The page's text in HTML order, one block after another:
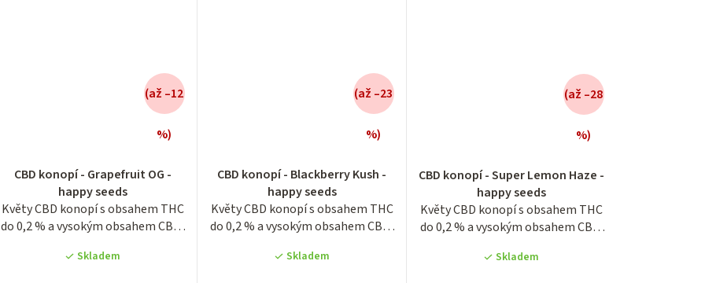
CBD konopí - Grapefruit OG -
happy seeds
Květy CBD konopí s obsahem THC
do 0,2 % a vysokým obsahem CBD,
Skladem
(až –12
%)
produktu
je
4,4
z
hvězdiček.
CBD konopí - Blackberry Kush -
happy seeds
Květy CBD konopí s obsahem THC
do 0,2 % a vysokým obsahem CBD,
Skladem
(až –23
%)
produktu
je
4,4
z
hvězdiček.
CBD konopí - Super Lemon Haze -
happy seeds
Květy CBD konopí s obsahem THC
do 0,2 % a vysokým obsahem CBD,
Skladem
(až –28
%)
produktu
je
3,8
z
hvězdiček.